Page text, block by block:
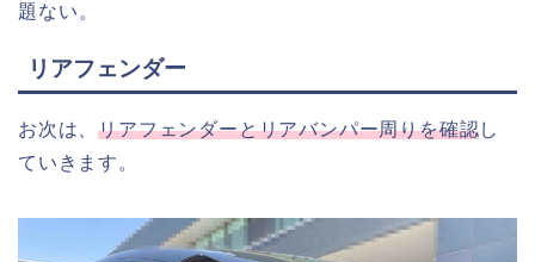
題ない。
リアフェンダー
お次は、リアフェンダーとリアバンパー周りを確認し
ていきます。